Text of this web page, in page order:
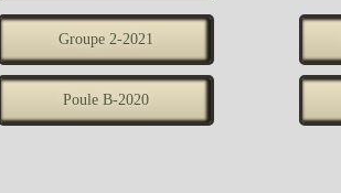
Groupe 2-2021
Poule B-2020